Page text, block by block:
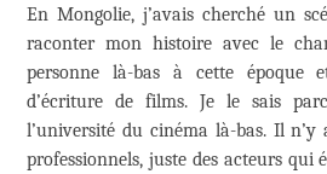
En Mongolie, j’avais cherché un
raconter mon histoire avec le
personne là-bas à cette époque
d’écriture de films. Je le sais
l’université du cinéma là-bas. Il n’y
professionnels, juste des acteurs qui